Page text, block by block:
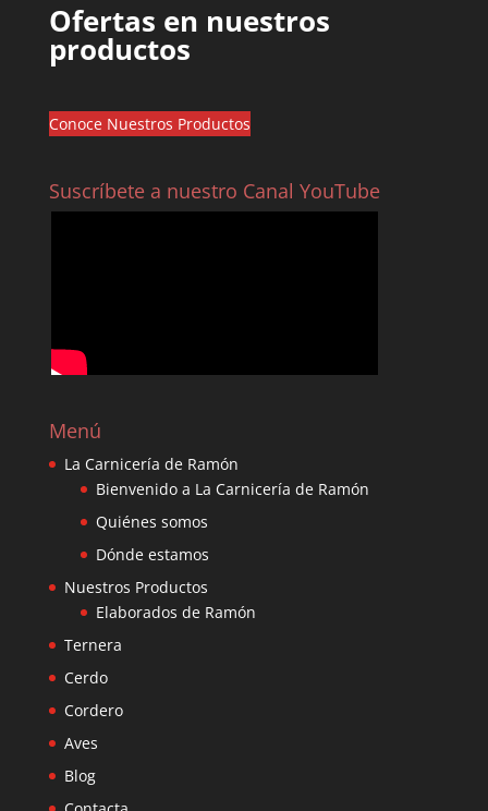
Ofertas en nuestros
productos
Conoce Nuestros Productos
Suscríbete a nuestro Canal YouTube
Menú
La Carnicería de Ramón
Bienvenido a La Carnicería de Ramón
Quiénes somos
Dónde estamos
Nuestros Productos
Elaborados de Ramón
Ternera
Cerdo
Cordero
Aves
Blog